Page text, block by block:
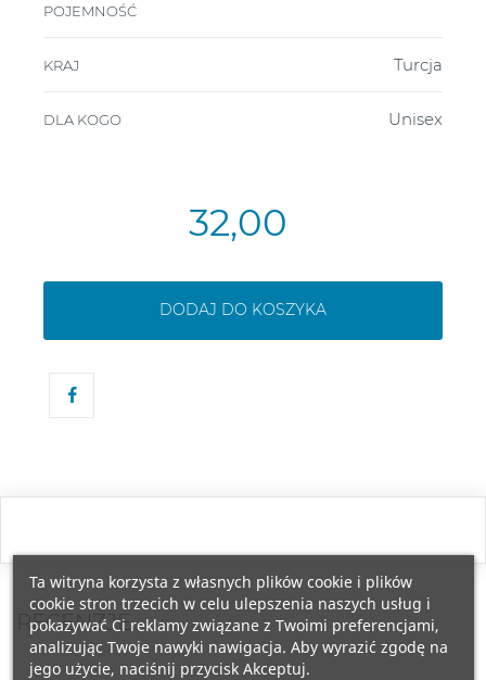
POJEMNOŚĆ
KRAJ Turcja
DLA KOGO Unisex
32,00
DODAJ DO KOSZYKA
RECENZJE
Ta witryna korzysta z własnych plików cookie i plików
cookie stron trzecich w celu ulepszenia naszych usług i
pokazywać Ci reklamy związane z Twoimi preferencjami,
analizując Twoje nawyki nawigacja. Aby wyrazić zgodę na
jego użycie, naciśnij przycisk Akceptuj.